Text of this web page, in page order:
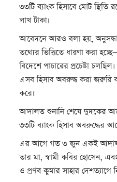
৩৩টি ব্যাংক হিসাবে মোট স্থিতি
লাখ টাকা।
আবেদনে আরও বলা হয়, অনুসন্ধান
তথ্যের ভিত্তিতে ধারণা করা
বিদেশে পাচারের প্রচেষ্টা
এসব হিসাব অবরুদ্ধ করা
করে।
আদালত শুনানি শেষে দুদকের
৩৩টি ব্যাংক হিসাব অবরুদ্ধের
এর আগে গত ৩ জুন একই আদালত
তার মা, স্বামী কবির হোসেন,
ও প্রণব কুমার সাহার দেশত্যাগে